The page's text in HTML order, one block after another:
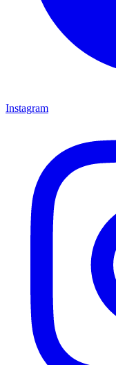
Instagram